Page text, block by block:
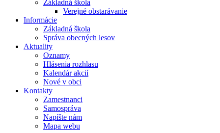
Základná škola
Verejné obstarávanie
Informácie
Základná škola
Správa obecných lesov
Aktuality
Oznamy
Hlásenia rozhlasu
Kalendár akcií
Nové v obci
Kontakty
Zamestnanci
Samospráva
Napíšte nám
Mapa webu